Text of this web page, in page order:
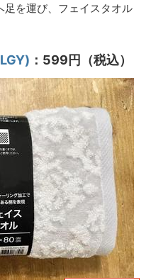
を運び、フェイスタオル
：599円（税込）